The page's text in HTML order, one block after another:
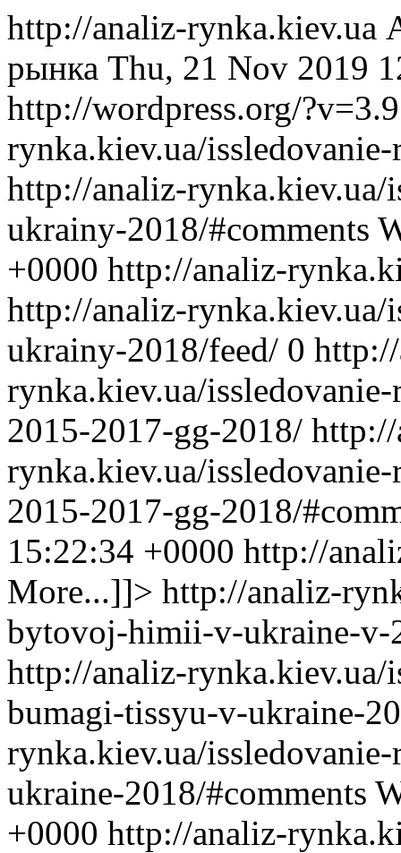
http://analiz-rynka.kiev.ua
рынка Thu, 21 Nov 2019
http://wordpress.org/
rynka.kiev.ua/
http://analiz-
ukrainy-2018/#comments
+0000 http://analiz-
http://analiz-
ukrainy-2018/feed/ 0
rynka.kiev.ua/
2015-2017-gg-2018/
rynka.kiev.ua/
2015-2017-gg-2018/
15:22:34 +0000 http://
More...]]> http://analiz-
bytovoj-himii-v-ukraine-v-
http://analiz-
bumagi-tissyu-v-ukraine-
rynka.kiev.ua/
ukraine-2018/#comments
+0000 http://analiz-